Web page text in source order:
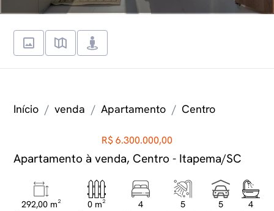
Início venda Apartamento Centro
R$ 6.300.000,00
Apartamento à venda, Centro - Itapema/SC
292,00 m²
0 m²
4
5
5
4